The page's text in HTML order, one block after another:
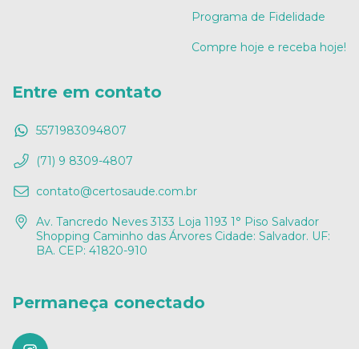
Programa de Fidelidade
Compre hoje e receba hoje!
Entre em contato
5571983094807
(71) 9 8309-4807
contato@certosaude.com.br
Av. Tancredo Neves 3133 Loja 1193 1° Piso Salvador
Shopping Caminho das Árvores Cidade: Salvador. UF:
BA. CEP: 41820-910
Permaneça conectado